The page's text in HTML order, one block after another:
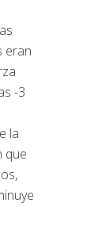
eran
-3
la
que